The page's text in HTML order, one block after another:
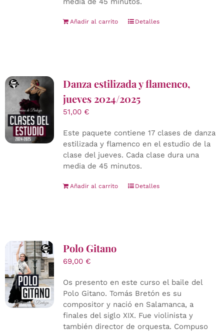
Añadir al carrito Detalles
Danza estilizada y flamenco,
jueves 2024/2025
51,00 €
Este paquete contiene 17 clases de danza
estilizada y flamenco en el estudio de la
clase del jueves. Cada clase dura una
media de 45 minutos.
Añadir al carrito Detalles
Polo Gitano
69,00 €
Os presento en este curso el baile del
Polo Gitano. Tomás Bretón es su
compositor y nació en Salamanca, a
finales del siglo XIX. Fue violinista y
también director de orquesta. Compuso